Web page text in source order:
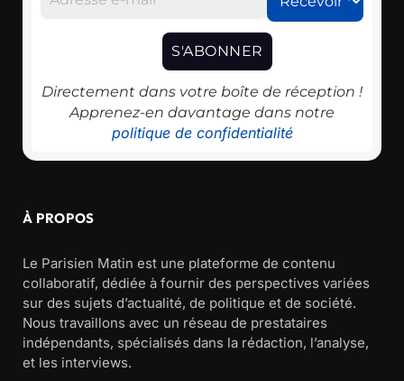
Directement dans votre boîte de réception !
Apprenez-en davantage dans notre
politique de confidentialité
À PROPOS
Le Parisien Matin est une plateforme de contenu
collaboratif, dédiée à fournir des perspectives variées
sur des sujets d’actualité, de politique et de société.
Nous travaillons avec un réseau de prestataires
indépendants, spécialisés dans la rédaction, l’analyse,
et les interviews.